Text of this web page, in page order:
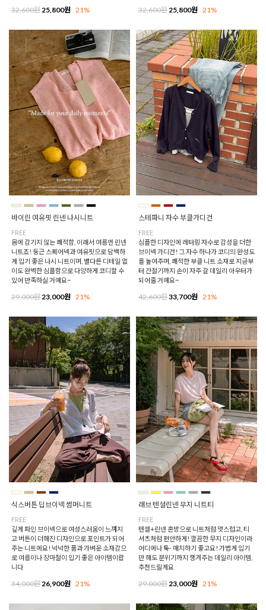
32,600원25,800원 21% 32,600원25,800원 21%
바이린 여유핏 린넨 나시니트
FREE
몸에 감기지 않는 쾌적함, 이래서 여름엔 린넨
니트죠! 둥근 스퀘어넥과 여유핏으로 담백하
게 입기 좋은 나시 니트이며, 별다른 디테일 없
이도 완벽한 심플함으로 다양하게 코디할 수
있어 만족하실 거예요~
29,000원23,000원 21%
스테파니 자수 부클가디건
FREE
심플한 디자인에 레터링 자수로 감성을 더한
브이넥 가디건! 그 자수 하나가 코디의 완성도
를 높여주며, 쾌적한 부클 니트 소재로 지금부
터 간절기까지 손이 자주 갈 데일리 아우터가
되어줄 거예요~
42,600원33,700원 21%
식스버튼 딥브이넥 썸머니트
FREE
깊게 파인 브이넥으로 여성스러움이 느껴지
고 버튼이 더해진 디자인으로 포인트가 되어
주는 니트에요! 넉넉한 품과 가벼운 소재감으
로 여름이나 장마철이 입기 좋은 아이템이랍
니다
34,000원 26,900원 21%
래브 텐셜린넨 무지 니트티
FREE
텐셀+린넨 혼방으로 니트처럼 멋스럽고, 티
셔츠처럼 편안하게! 깔끔한 무지 디자인이라
어디에나 툭- 매치하기 좋고요! 가볍게 입기
만 해도 분위기까지 챙겨주는 데일리 아이템,
추천드릴게요
29,000원 23,000원 21%